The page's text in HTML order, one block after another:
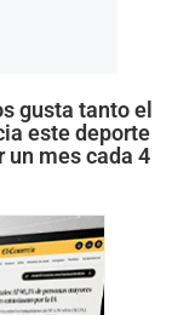
gusta tanto el
este deporte
mes cada 4